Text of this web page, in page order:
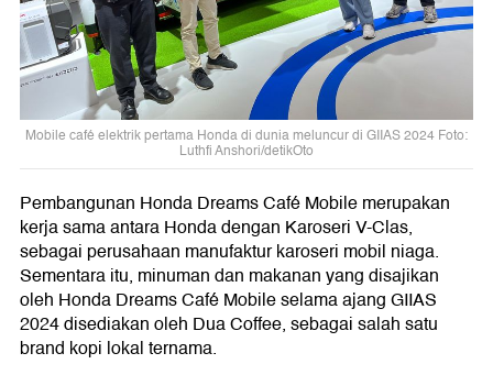
Mobile café elektrik pertama Honda di dunia meluncur di GIIAS 2024 Foto:
Luthfi Anshori/detikOto
Pembangunan Honda Dreams Café Mobile merupakan
kerja sama antara Honda dengan Karoseri V-Clas,
sebagai perusahaan manufaktur karoseri mobil niaga.
Sementara itu, minuman dan makanan yang disajikan
oleh Honda Dreams Café Mobile selama ajang GIIAS
2024 disediakan oleh Dua Coffee, sebagai salah satu
brand kopi lokal ternama.